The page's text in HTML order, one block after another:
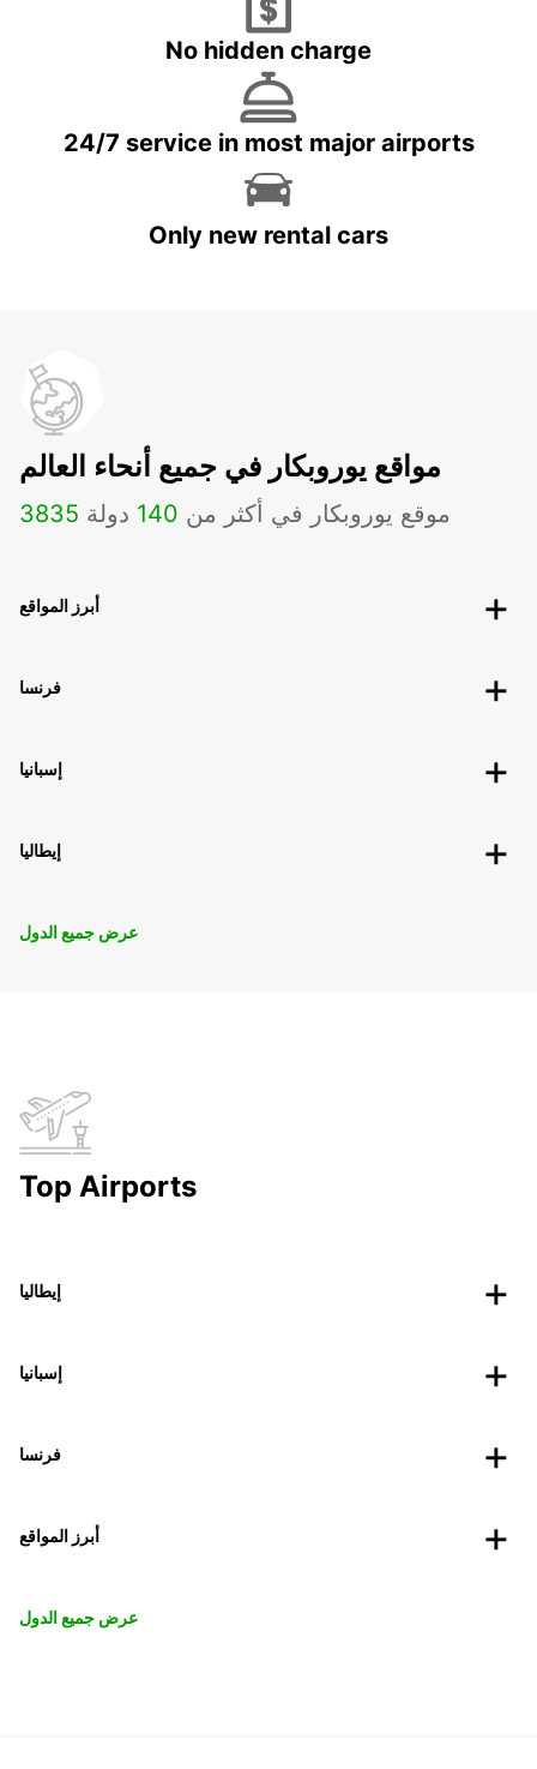
No hidden charge
24/7 service in most major airports
Only new rental cars
مواقع يوروبكار في جميع أنحاء العالم
3835 موقع يوروبكار في أكثر من 140 دولة
أبرز المواقع
فرنسا
إسبانيا
إيطاليا
عرض جميع الدول
Top Airports
إيطاليا
إسبانيا
فرنسا
أبرز المواقع
عرض جميع الدول